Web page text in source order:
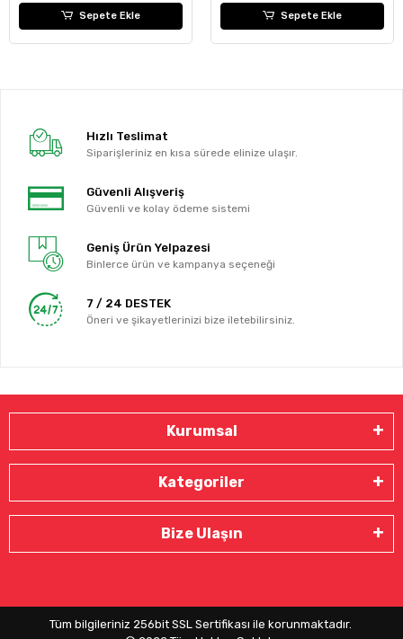
Sepete Ekle Sepete Ekle
Hızlı Teslimat
Siparişleriniz en kısa sürede elinize ulaşır.
Güvenli Alışveriş
Güvenli ve kolay ödeme sistemi
Geniş Ürün Yelpazesi
Binlerce ürün ve kampanya seçeneği
7 / 24 DESTEK
Öneri ve şikayetlerinizi bize iletebilirsiniz.
Kurumsal
Kategoriler
Bize Ulaşın
Tüm bilgileriniz 256bit SSL Sertifikası ile korunmaktadır.